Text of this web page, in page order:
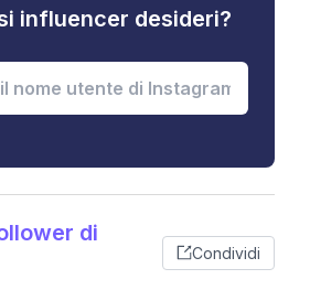
influencer desideri?
di
Condividi